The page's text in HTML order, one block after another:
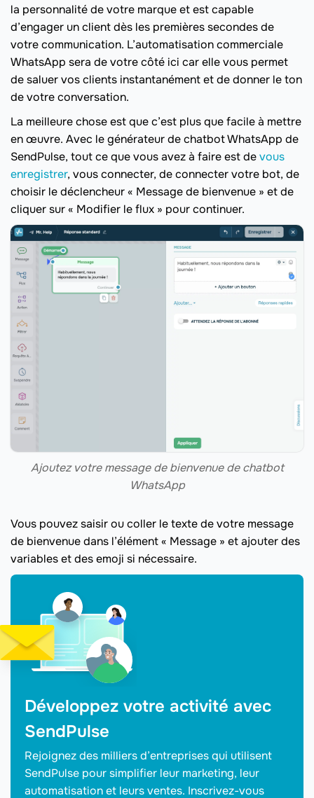
la personnalité de votre marque et est capable
d’engager un client dès les premières secondes de
votre communication. L’automatisation commerciale
WhatsApp sera de votre côté ici car elle vous permet
de saluer vos clients instantanément et de donner le ton
de votre conversation.
La meilleure chose est que c’est plus que facile à mettre
en œuvre. Avec le générateur de chatbot WhatsApp de
SendPulse, tout ce que vous avez à faire est devous
enregistrer, vous connecter, de connecter votre bot, de
choisir le déclencheur « Message de bienvenue » et de
cliquer sur « Modifier le flux » pour continuer.
Ajoutez votre message de bienvenue de chatbot
WhatsApp
Vous pouvez saisir ou coller le texte de votre message
de bienvenue dans l’élément « Message » et ajouter des
variables et des emoji si nécessaire.
Développez votre activité avec
SendPulse
Rejoignez des milliers d’entreprises qui utilisent
SendPulse pour simplifier leur marketing, leur
automatisation et leurs ventes. Inscrivez-vous